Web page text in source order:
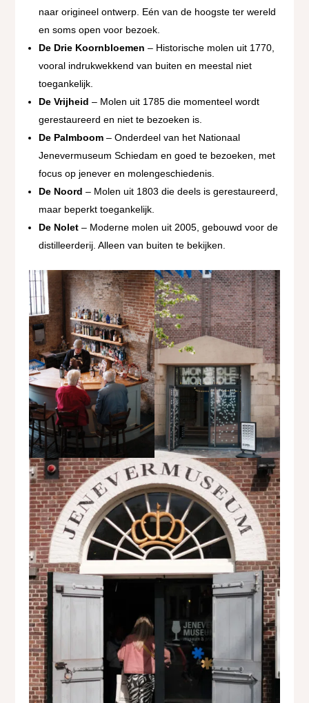
naar origineel ontwerp. Eén van de hoogste ter wereld
en soms open voor bezoek.
De Drie Koornbloemen – Historische molen uit 1770,
vooral indrukwekkend van buiten en meestal niet
toegankelijk.
De Vrijheid – Molen uit 1785 die momenteel wordt
gerestaureerd en niet te bezoeken is.
De Palmboom – Onderdeel van het Nationaal
Jenevermuseum Schiedam en goed te bezoeken, met
focus op jenever en molengeschiedenis.
De Noord – Molen uit 1803 die deels is gerestaureerd,
maar beperkt toegankelijk.
De Nolet – Moderne molen uit 2005, gebouwd voor de
distilleerderij. Alleen van buiten te bekijken.